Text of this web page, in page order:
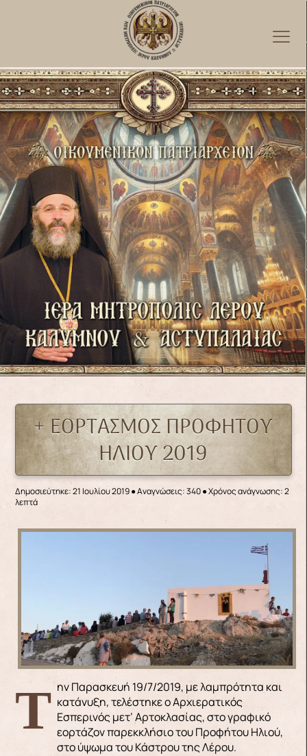
+ ΕΟΡΤΑΣΜΟΣ ΠΡΟΦΗΤΟΥ
ΗΛΙΟΥ 2019
Δημοσιεύτηκε: 21 Ιουλίου 2019●Αναγνώσεις: 340● Χρόνος ανάγνωσης: 2
λεπτά
Την Παρασκευή 19/7/2019, με λαμπρότητα και κατάνυξη, τελέστηκε ο Αρχιερατικός
Εσπερινός μετ’ Αρτοκλασίας, στο γραφικό
εορτάζον παρεκκλήσιο του Προφήτου Ηλιού,
στο ύψωμα του Κάστρου της Λέρου.